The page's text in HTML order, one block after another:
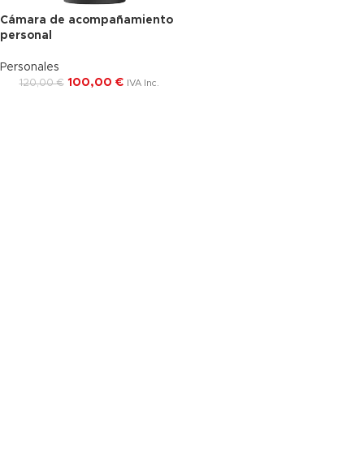
-17%
Cámara de acompañamiento
personal
Personales
120,00€ 100,00 € IVA Inc.